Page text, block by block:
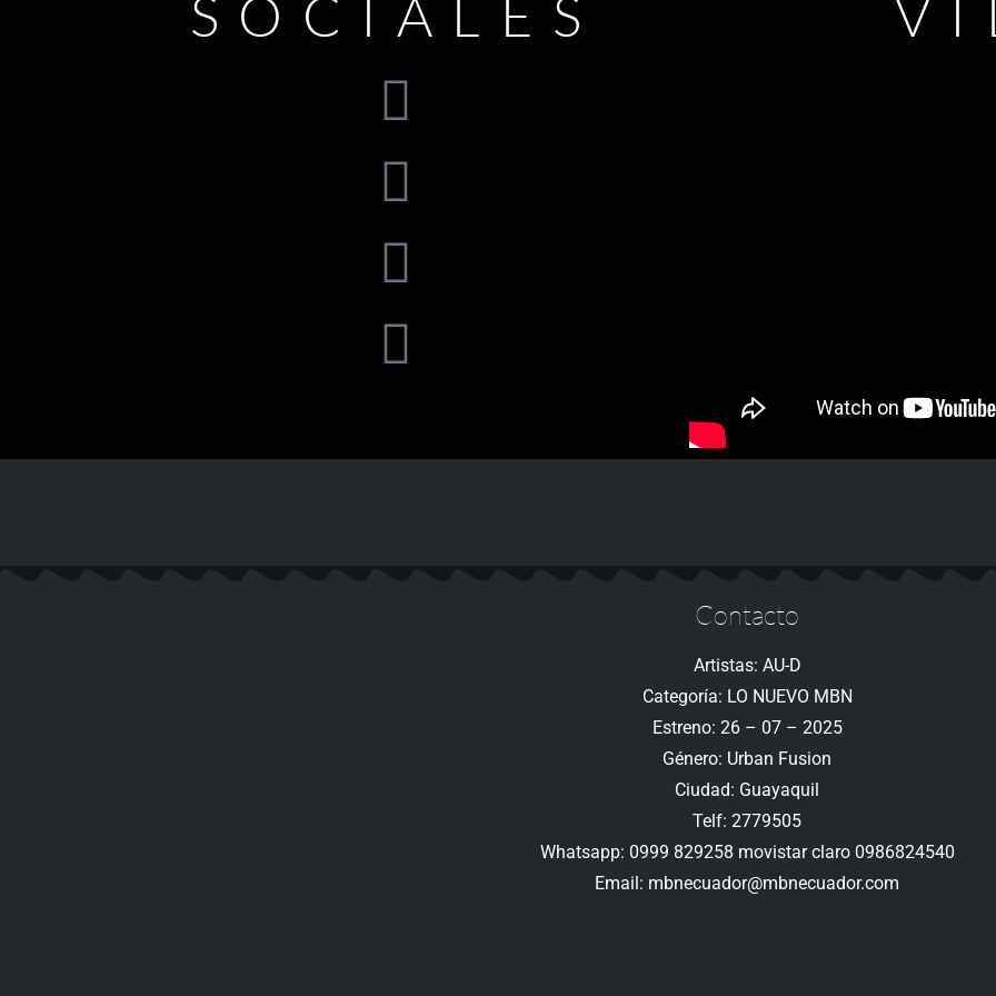
SOCIALES
Contacto
Artistas: AU-D
Categoría: LO NUEVO MBN
Estreno: 26 – 07 – 2025
Género: Urban Fusion
Ciudad: Guayaquil
Telf: 2779505
Whatsapp: 0999 829258 movistar claro 0986824540
Email: mbnecuador@mbnecuador.com